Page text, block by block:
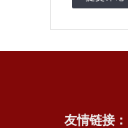
友情链接：